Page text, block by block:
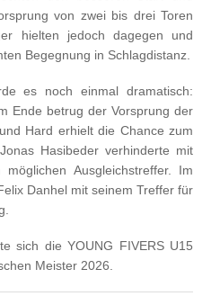
von zwei bis drei Toren
hielten jedoch dagegen und
Begegnung in Schlagdistanz.
es noch einmal dramatisch:
Ende betrug der Vorsprung der
Hard erhielt die Chance zum
Hasibeder verhinderte mit
Ausgleichstreffer. Im
Danhel mit seinem Treffer für
sich die YOUNG FIVERS U15
Meister 2026.